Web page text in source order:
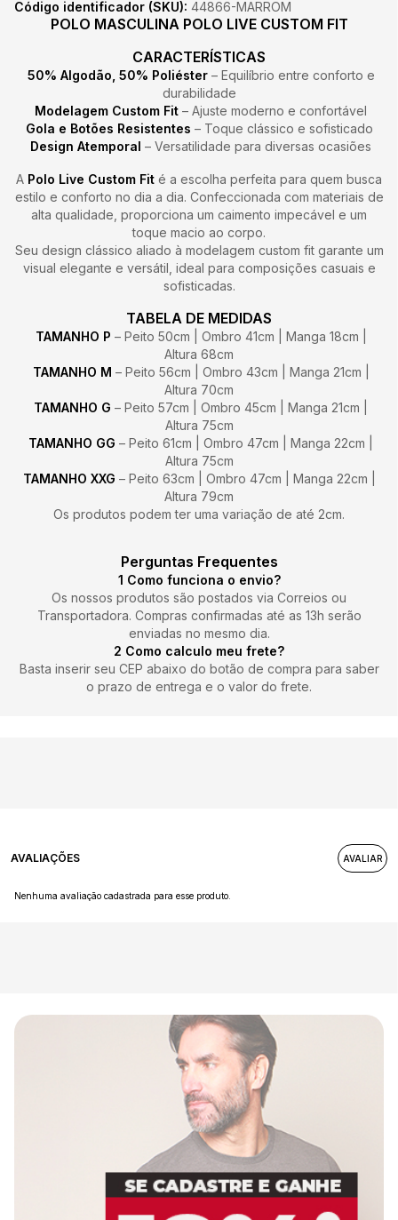
Código identificador (SKU): 44866-MARROM
POLO MASCULINA POLO LIVE CUSTOM FIT
CARACTERÍSTICAS
50% Algodão, 50% Poliéster– Equilíbrio entre conforto e
durabilidade
Modelagem Custom Fit – Ajuste moderno e confortável
Gola e Botões Resistentes – Toque clássico e sofisticado
Design Atemporal – Versatilidade para diversas ocasiões
A Polo Live Custom Fit é a escolha perfeita para quem busca
estilo e conforto no dia a dia. Confeccionada com materiais de
alta qualidade, proporciona um caimento impecável e um
toque macio ao corpo.
Seu design clássico aliado à modelagem custom fit garante um
visual elegante e versátil, ideal para composições casuais e
sofisticadas.
TABELA DE MEDIDAS
TAMANHO P – Peito 50cm | Ombro 41cm | Manga 18cm |
Altura 68cm
TAMANHO M – Peito 56cm | Ombro 43cm | Manga 21cm |
Altura 70cm
TAMANHO G – Peito 57cm | Ombro 45cm | Manga 21cm |
Altura 75cm
TAMANHO GG – Peito 61cm | Ombro 47cm | Manga 22cm |
Altura 75cm
TAMANHO XXG – Peito 63cm | Ombro 47cm | Manga 22cm |
Altura 79cm
Os produtos podem ter uma variação de até 2cm.
Perguntas Frequentes
1 Como funciona o envio?
Os nossos produtos são postados via Correios ou
Transportadora. Compras confirmadas até as 13h serão
enviadas no mesmo dia.
2 Como calculo meu frete?
Basta inserir seu CEP abaixo do botão de compra para saber
o prazo de entrega e o valor do frete.
AVALIAÇÕES
Nenhuma avaliação cadastrada para esse produto.